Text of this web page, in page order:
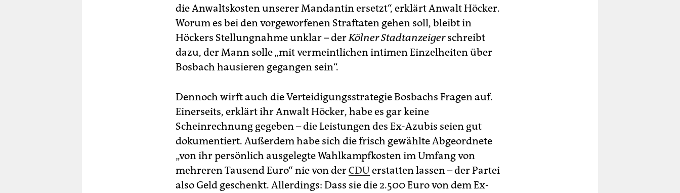
die Anwaltskosten unserer Mandantin ersetzt“, erklärt Anwalt Höcker.
Worum es bei den vorgeworfenen Straftaten gehen soll, bleibt in
Höckers Stellungnahme unklar – derKölner Stadtanzeigerschreibt
dazu, der Mann solle „mit vermeintlichen intimen Einzelheiten über
Bosbach hausieren gegangen sein“.
Dennoch wirft auch die Verteidigungsstrategie Bosbachs Fragen auf.
Einerseits, erklärt ihr Anwalt Höcker, habe es gar keine
Scheinrechnung gegeben – die Leistungen des Ex-Azubis seien gut
dokumentiert. Außerdem habe sich die frisch gewählte Abgeordnete
„von ihr persönlich ausgelegte Wahlkampfkosten im Umfang von
mehreren Tausend Euro“ nie von derCDU erstatten lassen – der Partei
also Geld geschenkt. Allerdings: Dass sie die 2.500 Euro von dem Ex-